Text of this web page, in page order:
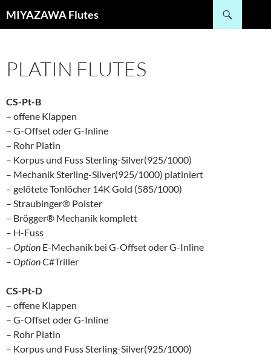
Inhalt
MIYAZAWA Flutes
PLATIN FLUTES
CS-Pt-B
– offene Klappen
– G-Offset oder G-Inline
– Rohr Platin
– Korpus und Fuss Sterling-Silver(925/1000)
– Mechanik Sterling-Silver(925/1000) platiniert
– gelötete Tonlöcher 14K Gold (585/1000)
– Straubinger® Polster
– Brögger® Mechanik komplett
– H-Fuss
– Option E-Mechanik bei G-Offset oder G-Inline
– OptionC#Triller
CS-Pt-D
– offene Klappen
– G-Offset oder G-Inline
– Rohr Platin
– Korpus und Fuss Sterling-Silver(925/1000)